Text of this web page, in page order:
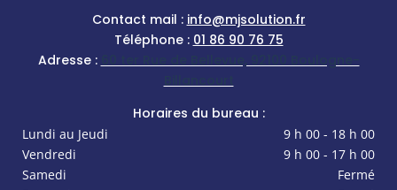
Contact mail : info@mjsolution.fr
Téléphone : 01 86 90 76 75
Adresse :
Horaires du bureau :
Lundi au Jeudi
9 h 00 - 18 h 00
Vendredi
9 h 00 - 17 h 00
Samedi
Fermé